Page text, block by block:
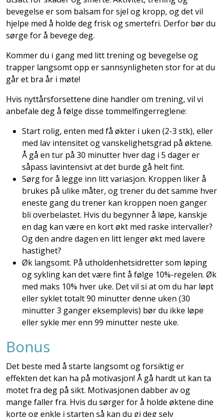
bevegelse er som balsam for sjel og kropp, og det vil
hjelpe med å holde deg frisk og smertefri. Derfor bør du
sørge for å bevege deg.
Kommer du i gang med litt trening og bevegelse og
trapper langsomt opp er sannsynligheten stor for at du
går et bra år i møte!
Hvis nyttårsforsettene dine handler om trening, vil vi
anbefale deg å følge disse tommelfingerreglene:
Start rolig, enten med få økter i uken (2-3 stk), eller
med lav intensitet og vanskelighetsgrad på øktene.
Å gå en tur på 30 minutter hver dag i 5 dager er
såpass lavintensivt at det burde gå helt fint.
Sørg for å legge inn litt variasjon. Kroppen liker å
brukes på ulike måter, og trener du det samme hver
eneste gang du trener kan kroppen noen ganger
bli overbelastet. Hvis du begynner å løpe, kanskje
en dag kan være en kort økt med raske intervaller?
Og den andre dagen en litt lenger økt med lavere
hastighet?
Øk langsomt. På utholdenhetsidretter som løping
og sykling kan det være fint å følge 10%-regelen. Øk
med maks 10% hver uke. Det vil si at om du har løpt
eller syklet totalt 90 minutter denne uken (30
minutter 3 ganger eksemplevis) bør du ikke løpe
eller sykle mer enn 99 minutter neste uke.
Bonus
Det beste med å starte langsomt og forsiktig er
effekten det kan ha på motivasjon! Å gå hardt ut kan ta
motet fra deg på sikt. Motivasjonen dabber av og
mange faller fra. Hvis du sørger for å holde øktene dine
korte og enkle i starten så kan du gi deg selv